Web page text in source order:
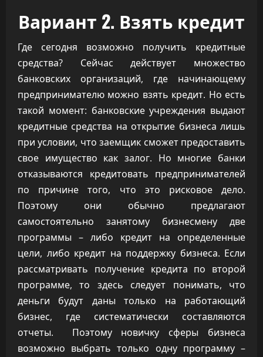
Вариант 2. Взять кредит
Где сегодня возможно получить кредитные
средства? Сейчас действует множество
банковских организаций, где начинающему
предпринимателю можно взять кредит. Но есть
такой момент: банковские учреждения выдают
кредитные средства на открытие бизнеса лишь
при условии, что заемщик сможет предоставить
свое имущество как залог. Но многие банки
отказываются кредитовать предпринимателей
по причине того, что это рисковое дело.
Поэтому они обычно предлагают
самостоятельно занятому бизнесмену две
программы – либо кредит на определенные
цели, либо кредит на поддержку бизнеса. Если
рассматривать получение кредита по второй
программе, то здесь следует понимать, что
деньги будут даны только на работающий
бизнес, где систематически составляются
отчеты. Поэтому новичку сферы бизнеса
возможно выбрать только одну программу –